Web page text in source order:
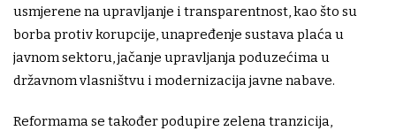
usmjerene na upravljanje i transparentnost, kao što su
borba protiv korupcije, unapređenje sustava plaća u
javnom sektoru, jačanje upravljanja poduzećima u
državnom vlasništvu i modernizacija javne nabave.
Reformama se također podupire zelena tranzicija,